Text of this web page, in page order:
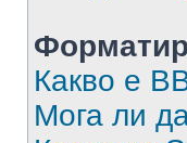
Какво е
Мога ли